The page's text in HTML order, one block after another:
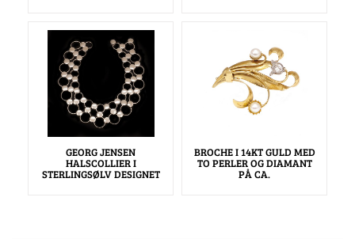
GEORG JENSEN
HALSCOLLIER I
STERLINGSØLV DESIGNET
BROCHE I 14KT GULD MED
TO PERLER OG DIAMANT
PÅ CA.